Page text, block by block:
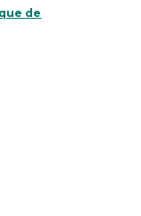
de